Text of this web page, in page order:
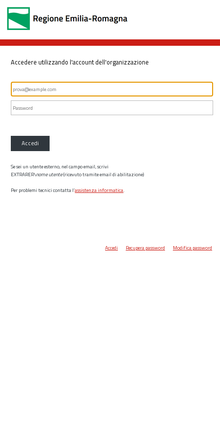
Accedere utilizzando l'account dell'organizzazione
Accedi
Se sei un utente esterno, nel campo email, scrivi
EXTRARER\nome utente(ricevuto tramite email di abilitazione)
Per problemi tecnici contatta l’assistenza informatica.
Accedi Recupera password Modifica password